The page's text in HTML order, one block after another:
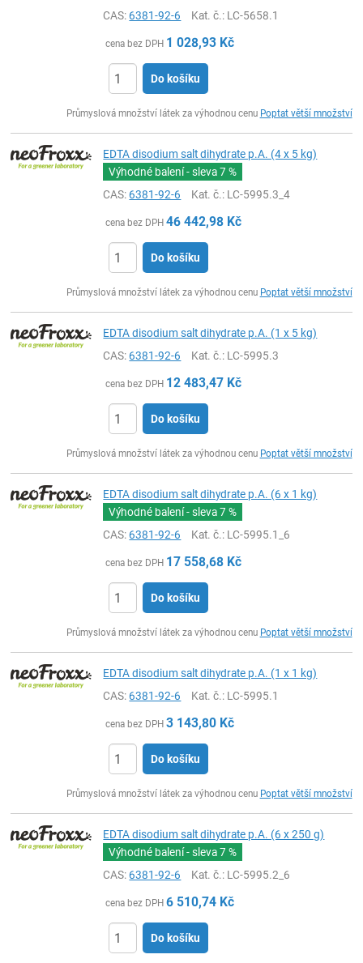
CAS:6381-92-6 Kat. č.: LC-5658.1
cena bez DPH 1 028,93 Kč
Do košíku
Průmyslová množství látek za výhodnou cenu Poptat větší množství
EDTA disodium salt dihydrate p.A. (4 x 5 kg)
Výhodné balení - sleva7 %
CAS:6381-92-6 Kat. č.: LC-5995.3_4
cena bez DPH 46 442,98 Kč
Do košíku
Průmyslová množství látek za výhodnou cenu Poptat větší množství
EDTA disodium salt dihydrate p.A. (1 x 5 kg)
CAS:6381-92-6 Kat. č.: LC-5995.3
cena bez DPH 12 483,47 Kč
Do košíku
Průmyslová množství látek za výhodnou cenu Poptat větší množství
EDTA disodium salt dihydrate p.A. (6 x 1 kg)
Výhodné balení - sleva7 %
CAS:6381-92-6 Kat. č.: LC-5995.1_6
cena bez DPH 17 558,68 Kč
Do košíku
Průmyslová množství látek za výhodnou cenu Poptat větší množství
EDTA disodium salt dihydrate p.A. (1 x 1 kg)
CAS:6381-92-6 Kat. č.: LC-5995.1
cena bez DPH 3 143,80 Kč
Do košíku
Průmyslová množství látek za výhodnou cenu Poptat větší množství
EDTA disodium salt dihydrate p.A. (6 x 250 g)
Výhodné balení - sleva7 %
CAS:6381-92-6 Kat. č.: LC-5995.2_6
cena bez DPH 6 510,74 Kč
Do košíku